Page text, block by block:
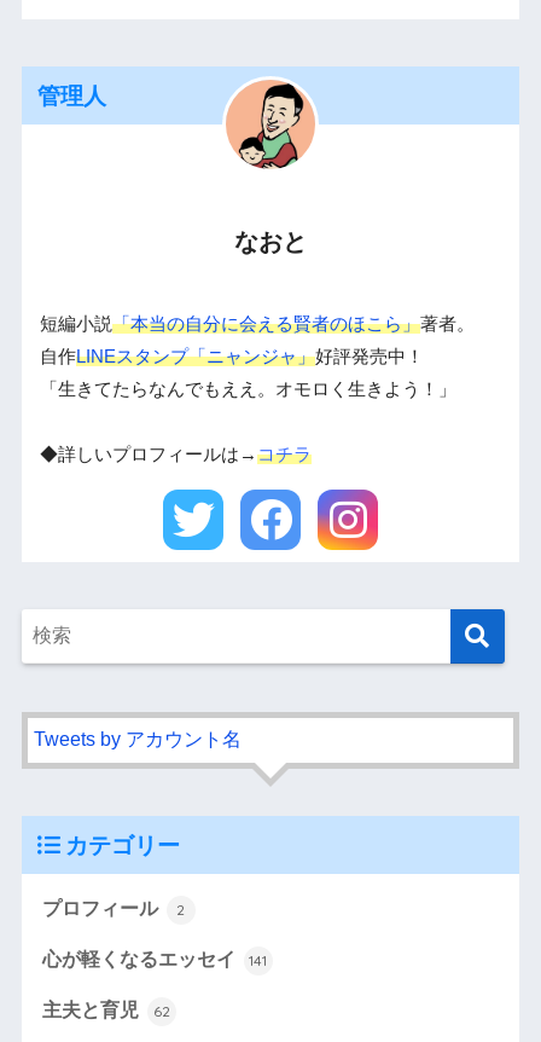
管理人
なおと
短編小説「本当の自分に会える賢者のほこら」著者。
自作LINEスタンプ「ニャンジャ」好評発売中！
「生きてたらなんでもええ。オモロく生きよう！」
◆詳しいプロフィールは→コチラ
Tweets by アカウント名
カテゴリー
プロフィール 2
心が軽くなるエッセイ 141
主夫と育児 62